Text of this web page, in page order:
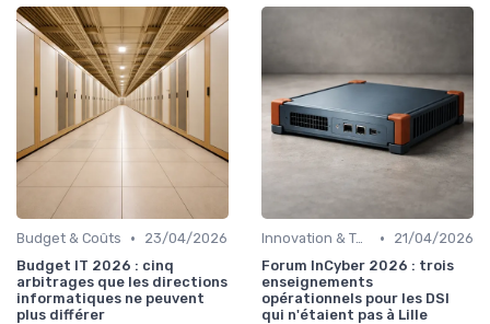
Budget & Coûts •
23/04/2026
Budget IT 2026 : cinq
arbitrages que les directions
informatiques ne peuvent
plus différer
Innovation & Tendances •
21/04/2026
Forum InCyber 2026 : trois
enseignements
opérationnels pour les DSI
qui n'étaient pas à Lille